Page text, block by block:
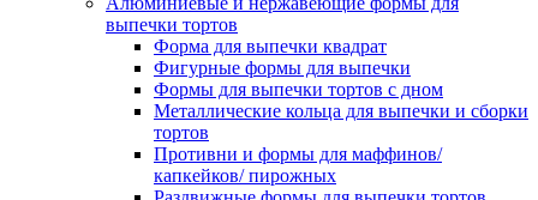
выпечки тортов
Форма для выпечки квадрат
Фигурные формы для выпечки
Формы для выпечки тортов с дном
Металлические кольца для выпечки и сборки
тортов
Противни и формы для маффинов/
капкейков/ пирожных